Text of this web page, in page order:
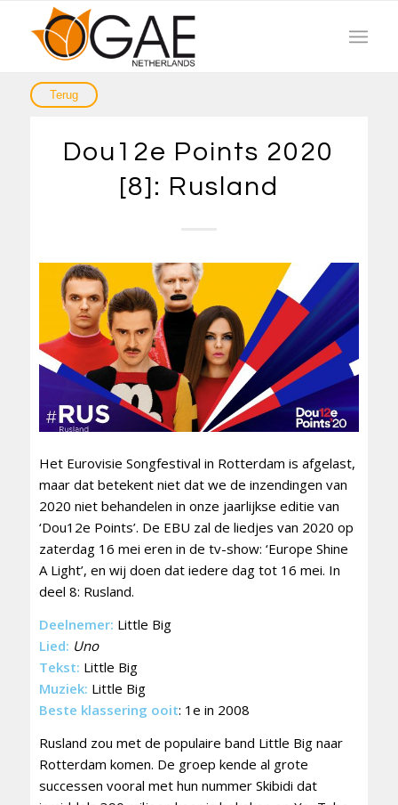
Dou12e Points 2020
[8]: Rusland
Het Eurovisie Songfestival in Rotterdam is afgelast,
maar dat betekent niet dat we de inzendingen van
2020 niet behandelen in onze jaarlijkse editie van
‘Dou12e Points’. De EBU zal de liedjes van 2020 op
zaterdag 16 mei eren in de tv-show: ‘Europe Shine
A Light’, en wij doen dat iedere dag tot 16 mei. In
deel 8: Rusland.
Deelnemer: Little Big
Lied: Uno
Tekst: Little Big
Muziek: Little Big
Beste klassering ooit: 1e in 2008
Rusland zou met de populaire band Little Big naar
Rotterdam komen. De groep kende al grote
successen vooral met hun nummer Skibidi dat